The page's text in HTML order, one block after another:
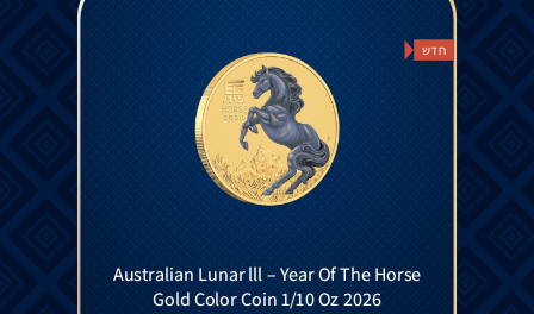
חדש
Australian Lunar lll – Year Of The Horse
Gold Color Coin 1/10 Oz 2026